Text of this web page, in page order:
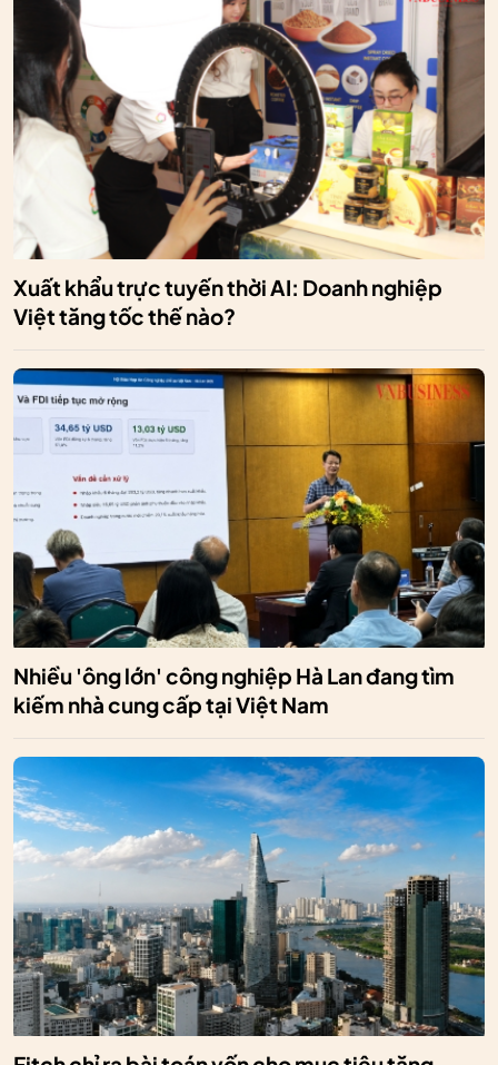
Xuất khẩu trực tuyến thời AI: Doanh nghiệp
Việt tăng tốc thế nào?
Nhiều 'ông lớn' công nghiệp Hà Lan đang tìm
kiếm nhà cung cấp tại Việt Nam